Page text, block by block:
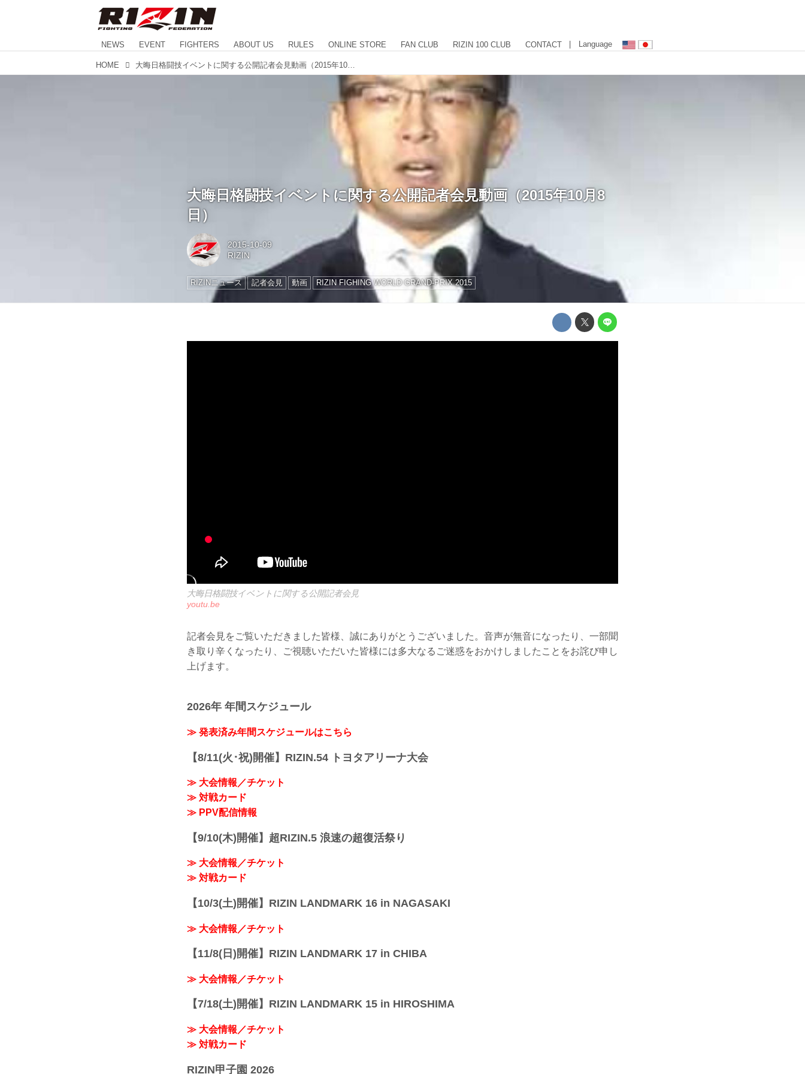
NEWS EVENT FIGHTERS ABOUT US RULES ONLINE STORE FAN CLUB RIZIN 100 CLUB CONTACT | Language
HOME
大晦日格闘技イベントに関する公開記者会見動画（2015年10月8
日）
2015-10-09
RIZIN
RIZINニュース 記者会見 動画 RIZIN FIGHING WORLD GRAND-PRIX 2015
大晦日格闘技イベントに関する公開記者会見
youtu.be
記者会見をご覧いただきました皆様、誠にありがとうございました。音声が無音になったり、一部聞
き取り辛くなったり、ご視聴いただいた皆様には多大なるご迷惑をおかけしましたことをお詫び申し
上げます。
2026年 年間スケジュール
≫ 発表済み年間スケジュールはこちら
【8/11(火･祝)開催】RIZIN.54 トヨタアリーナ大会
≫ 大会情報／チケット
≫ 対戦カード
≫ PPV配信情報
【9/10(木)開催】超RIZIN.5 浪速の超復活祭り
≫ 大会情報／チケット
≫ 対戦カード
【10/3(土)開催】RIZIN LANDMARK 16 in NAGASAKI
≫ 大会情報／チケット
【11/8(日)開催】RIZIN LANDMARK 17 in CHIBA
≫ 大会情報／チケット
【7/18(土)開催】RIZIN LANDMARK 15 in HIROSHIMA
≫ 大会情報／チケット
≫ 対戦カード
RIZIN甲子園 2026